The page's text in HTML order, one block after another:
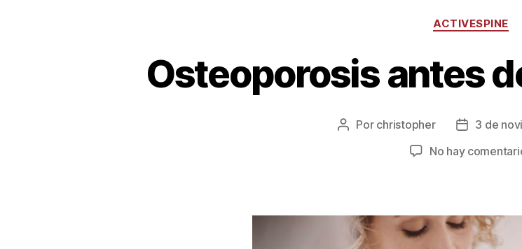
ACTIVESPINE
Osteoporosis antes
Por christopher
3 de
No hay